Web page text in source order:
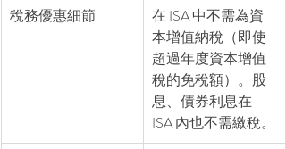
稅務優惠細節
在 ISA 中不需為資
本增值納稅（即使
超過年度資本增值
稅的免稅額）。股
息、債券利息在
ISA 內也不需繳稅。